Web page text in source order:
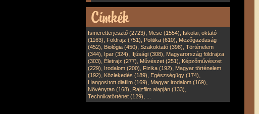
Ismeretterjesztő (2723), Mese (1554), Iskolai, oktató
(1163), Földrajz (751), Politika (610), Mezőgazdaság
(452), Biológia (450), Szakoktató (398), Történelem
(344), Ipar (324), Ifjúsági (308), Magyarország földrajza
(303), Életrajz (277), Művészet (251), Képzőművészet
(229), Irodalom (200), Fizika (192), Magyar történelem
(192), Közlekedés (189), Egészségügy (174),
Hangosított diafilm (169), Magyar irodalom (169),
Növénytan (168), Rajzfilm alapján (133),
Technikatörténet (129),